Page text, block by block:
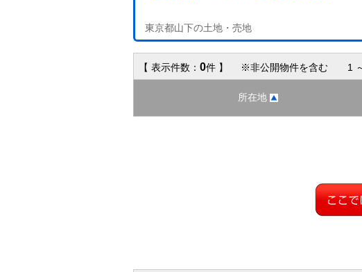
東京都山下の土地・売地
【 表示件数： 0件 】 ※非公開物件を含む 1 ～
所在地